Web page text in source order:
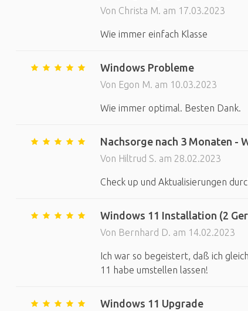
Von Christa M. am 17.03.2023
Wie immer einfach Klasse
Windows Probleme
Von Egon M. am 10.03.2023
Wie immer optimal. Besten Dank.
Nachsorge nach 3 Monaten -
Von Hiltrud S. am 28.02.2023
Check up und Aktualisierungen
Windows 11 Installation (2
Von Bernhard D. am 14.02.2023
Ich war so begeistert, daß ich
11 habe umstellen lassen!
Windows 11 Upgrade